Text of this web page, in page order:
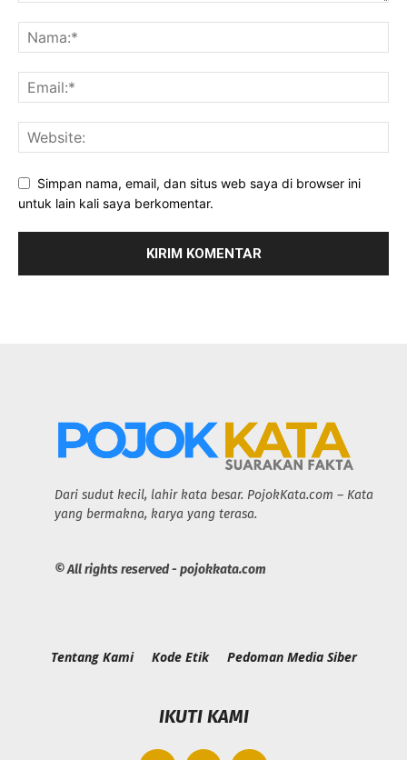
Simpan nama, email, dan situs web saya di browser ini
untuk lain kali saya berkomentar.
Dari sudut kecil, lahir kata besar. PojokKata.com – Kata
yang bermakna, karya yang terasa.
© All rights reserved - pojokkata.com
Tentang Kami Kode Etik Pedoman Media Siber
IKUTI KAMI